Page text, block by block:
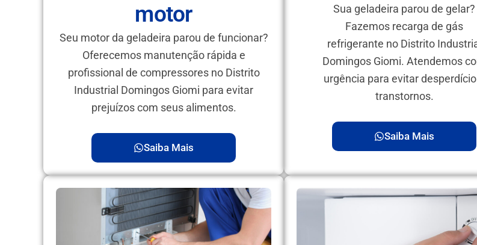
motor
Seu motor da geladeira parou de funcionar?
Oferecemos manutenção rápida e
profissional de compressores no Distrito
Industrial Domingos Giomi para evitar
prejuízos com seus alimentos.
Saiba Mais
Sua geladeira parou de gelar?
Fazemos recarga de gás
refrigerante no Distrito
Domingos Giomi. Atendemos
urgência para evitar
transtornos.
Saiba Mais